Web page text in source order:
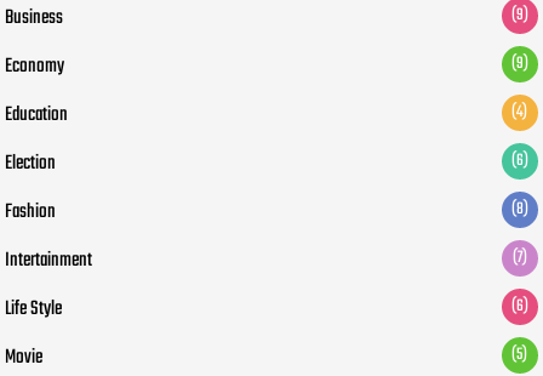
Business (9)
Economy (9)
Education (4)
Election (6)
Fashion (8)
Intertainment (7)
Life Style (6)
Movie (5)